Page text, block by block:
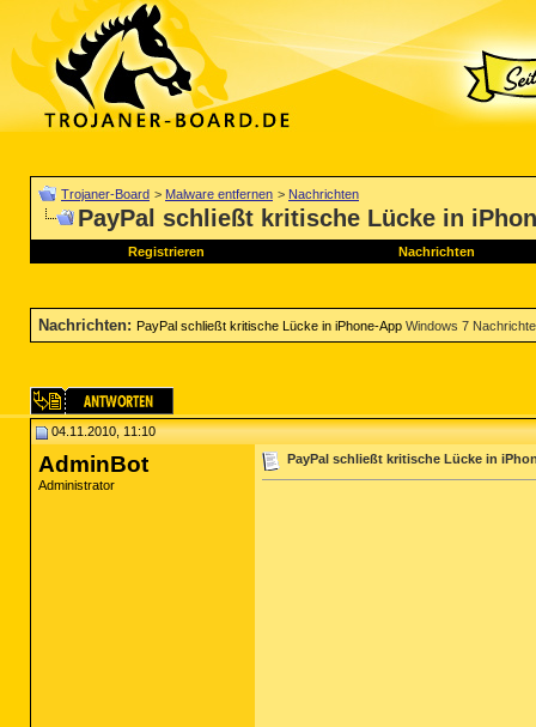
Trojaner-Board > Malware entfernen > Nachrichten
PayPal schließt kritische Lücke in
Registrieren Nachrichten
Nachrichten: PayPal schließt kritische Lücke in iPhone-App Windows 7
04.11.2010, 11:10
AdminBot
Administrator
PayPal schließt kritische Lücke in